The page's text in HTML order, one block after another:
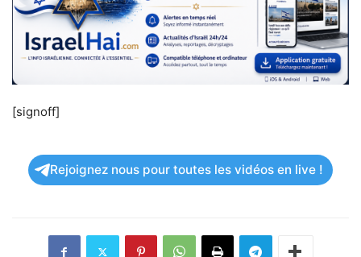
[signoff]
Rejoignez nous pour toutes les vidéos en live !